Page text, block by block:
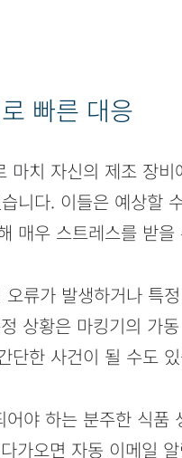
빠른 대응
마치 자신의 제조 장
니다. 이들은 예상할
매우 스트레스를 받을
류가 발생하거나 특
상황은 마킹기의 가
단한 사건이 될 수도
야 하는 분주한 식품
가오면 자동 이메일